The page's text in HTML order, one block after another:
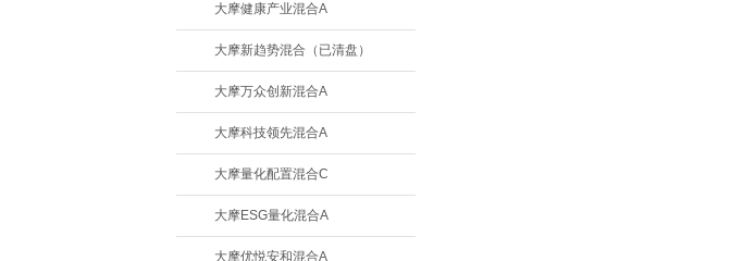
大摩健康产业混合A
大摩新趋势混合（已清盘）
大摩万众创新混合A
大摩科技领先混合A
大摩量化配置混合C
大摩ESG量化混合A
大摩优悦安和混合A